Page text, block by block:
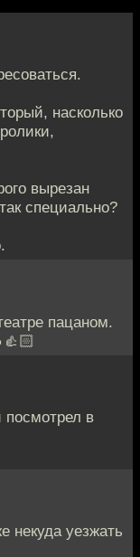
насколько
вырезан
специально?
пацаном.
в
некуда уезжать